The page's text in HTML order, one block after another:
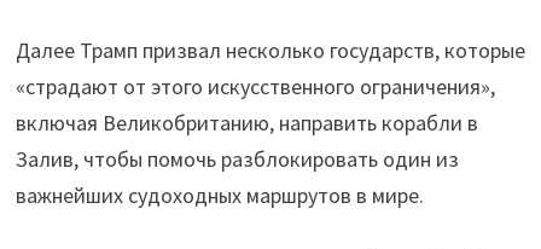
Далее Трамп призвал несколько государств, которые
«страдают от этого искусственного ограничения»,
включая Великобританию, направить корабли в
Залив, чтобы помочь разблокировать один из
важнейших судоходных маршрутов в мире.